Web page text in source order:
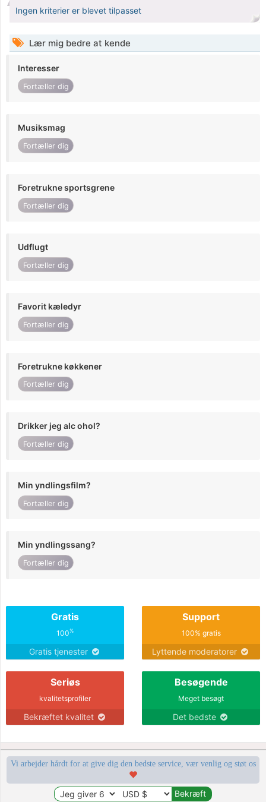
Ingen kriterier er blevet tilpasset
Lær mig bedre at kende
Interesser
Fortæller dig
Musiksmag
Fortæller dig
Foretrukne sportsgrene
Fortæller dig
Udflugt
Fortæller dig
Favorit kæledyr
Fortæller dig
Foretrukne køkkener
Fortæller dig
Drikker jeg alc ohol?
Fortæller dig
Min yndlingsfilm?
Fortæller dig
Min yndlingssang?
Fortæller dig
Gratis
100%
Gratis tjenester
Support
100% gratis
Lyttende moderatorer
Seriøs
kvalitetsprofiler
Bekræftet kvalitet
Besøgende
Meget besøgt
Det bedste
Vi arbejder hårdt for at give dig den bedste service, vær venlig og støt os